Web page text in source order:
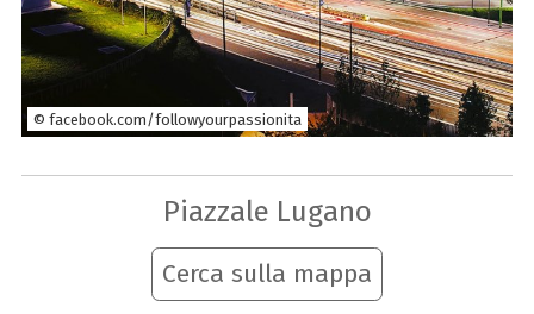
© facebook.com/followyourpassionita
Piazzale Lugano
Cerca sulla mappa